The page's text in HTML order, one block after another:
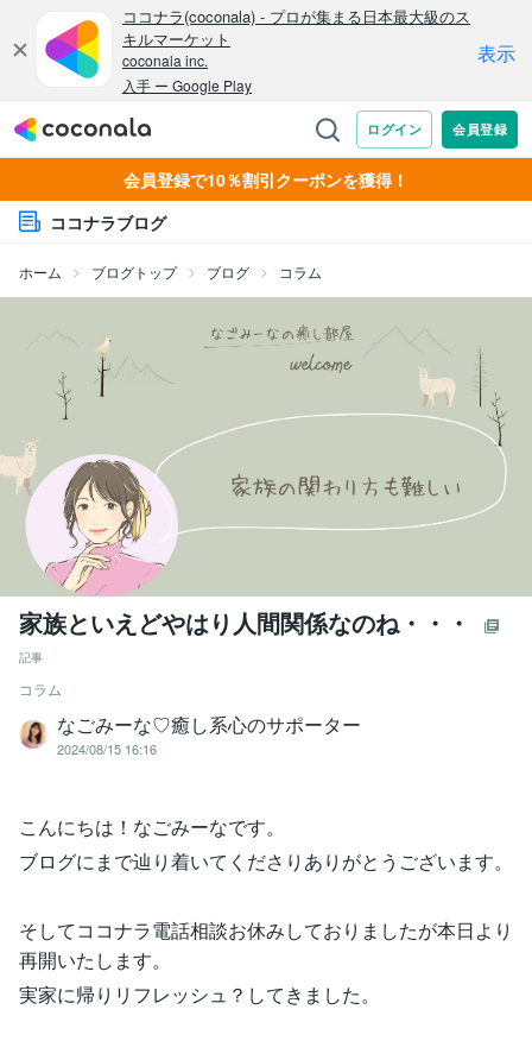
会員登録で10％割引クーポンを獲得！
ココナラブログ
ホーム ブログトップ ブログ コラム
家族といえどやはり人間関係なのね・・・
記事
コラム
なごみーな♡癒し系心のサポーター
2024/08/15 16:16
こんにちは！なごみーなです。
ブログにまで辿り着いてくださりありがとうございます。
そしてココナラ電話相談お休みしておりましたが本日より
再開いたします。
実家に帰りリフレッシュ？してきました。